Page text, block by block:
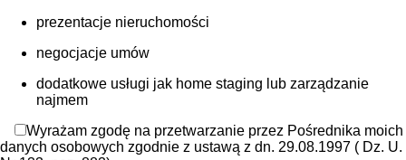
prezentacje nieruchomości
negocjacje umów
dodatkowe usługi jak home staging lub zarządzanie
najmem
Wyrażam zgodę na przetwarzanie przez Pośrednika moich
danych osobowych zgodnie z ustawą z dn. 29.08.1997 ( Dz. U.